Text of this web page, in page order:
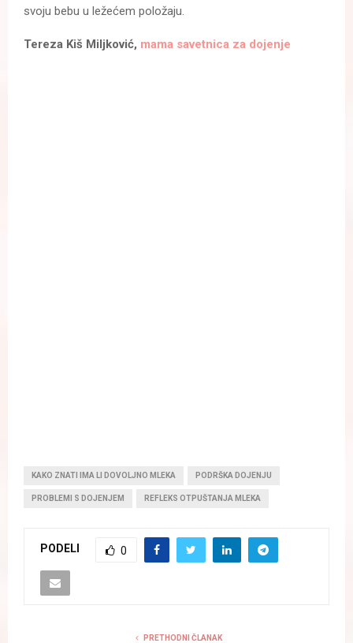
svoju bebu u ležećem položaju.
Tereza Kiš Miljković, mama savetnica za dojenje
KAKO ZNATI IMA LI DOVOLJNO MLEKA PODRŠKA DOJENJU
PROBLEMI S DOJENJEM REFLEKS OTPUŠTANJA MLEKA
PODELI 0
PRETHODNI ČLANAK